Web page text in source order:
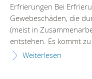
Erfrierungen Bei
Gewebeschäden, die
(meist in
entstehen. Es kommt
Weiterlesen